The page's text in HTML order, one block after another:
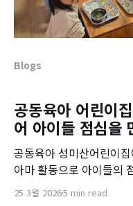
Blogs
공동육아 어린이
어 아이들 점심을
공동육아 성미산어린이
아마 활동으로 아이들의
먹거리 이야기.
25 3월 20265 min read